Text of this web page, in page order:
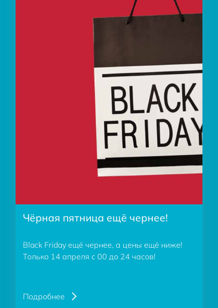
Чёрная пятница ещё чернее!
Black Friday ещё чернее, а цены ещё ниже!
Только 14 апреля с 00 до 24 часов!
Подробнее